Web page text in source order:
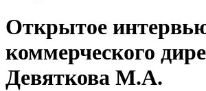
Открытое
коммерческого
Девяткова М.А.